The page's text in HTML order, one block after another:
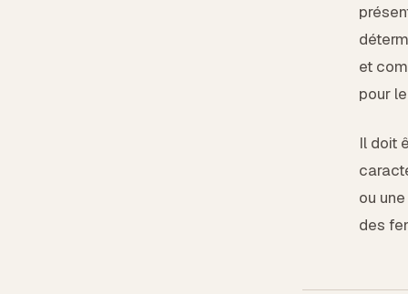
et
pour
Il doit
ou
des